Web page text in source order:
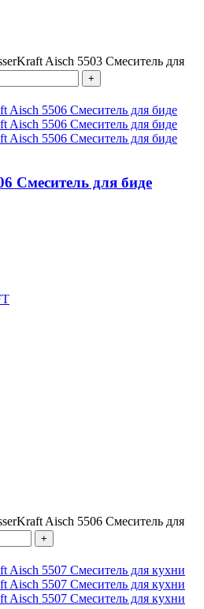
Aisch 5503 Смеситель для
Смеситель для биде
Aisch 5506 Смеситель для